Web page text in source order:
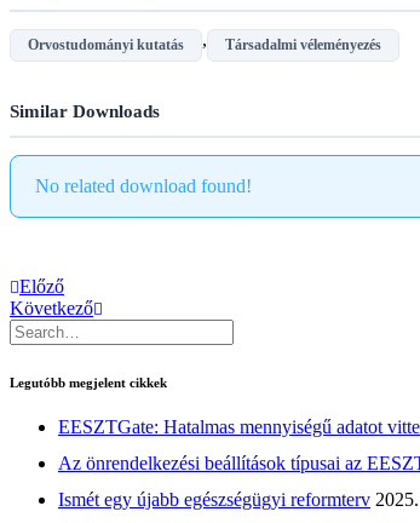
Orvostudományi kutatás , Társadalmi véleményezés
Similar Downloads
No related download found!
Előző
Következő
Legutóbb megjelent cikkek
EESZTGate: Hatalmas mennyiségű adatot
Az önrendelkezési beállítások típusai az
Ismét egy újabb egészségügyi reformterv